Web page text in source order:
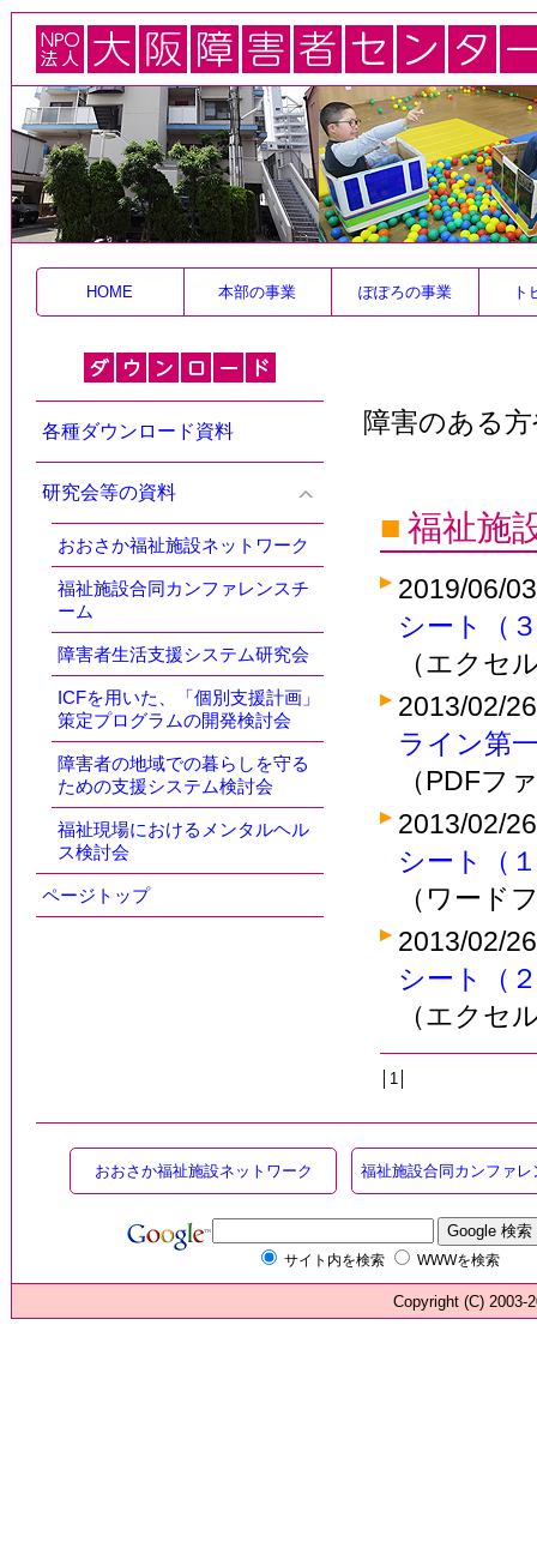
HOME 本部の事業 ぽぽろの事業 ト
各種ダウンロード資料
研究会等の資料
おおさか福祉施設ネットワーク
福祉施設合同カンファレンスチ
ーム
障害者生活支援システム研究会
ICFを用いた、「個別支援計画」
策定プログラムの開発検討会
障害者の地域での暮らしを守る
ための支援システム検討会
福祉現場におけるメンタルヘル
ス検討会
ページトップ
障害のある
■ 福祉施
2019/06/
シート（
（エクセ
2013/02/
ライン第
（PDFフ
2013/02/
シート（
（ワード
2013/02/
シート（
（エクセ
│1│
おおさか福祉施設ネットワーク 福祉施設合同カンファレ
サイト内を検索 WWWを検索
Copyright (C) 2003-